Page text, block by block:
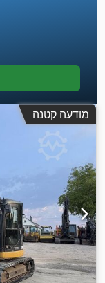
מודעה קטנה